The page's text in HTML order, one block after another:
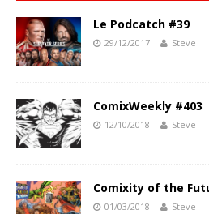
Le Podcatch #39
29/12/2017 Steve
ComixWeekly #403
12/10/2018 Steve
Comixity of the
01/03/2018 Steve